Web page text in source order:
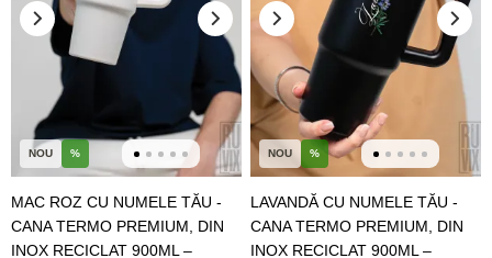
NOU %
MAC ROZ CU NUMELE TĂU -
CANA TERMO PREMIUM, DIN
INOX RECICLAT 900ML –
NOU %
LAVANDĂ CU NUMELE TĂU -
CANA TERMO PREMIUM, DIN
INOX RECICLAT 900ML –